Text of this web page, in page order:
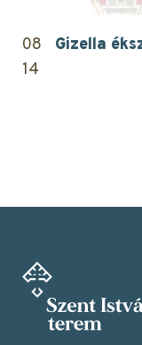
08
14
Gizella
Facebook oldalunk